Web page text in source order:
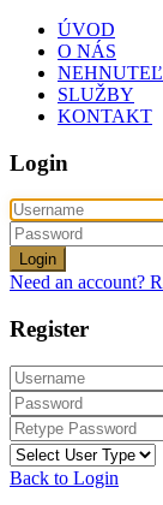
ÚVOD
O NÁS
SLUŽBY
KONTAKT
Login
Login
Need an account?
Register
Back to Login